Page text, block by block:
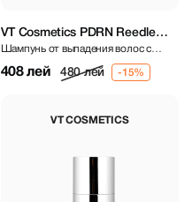
VT Cosmetics PDRN Reedle
Shot Scalp Shampoo 200 ml
Шампунь от выпадения волос с
408 лей 480 лей
VT COSMETICS